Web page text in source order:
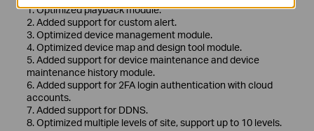
1. Optimized playback module.
2. Added support for custom alert.
3. Optimized device management module.
4. Optimized device map and design tool module.
5. Added support for device maintenance and device
maintenance history module.
6. Added support for 2FA login authentication with cloud
accounts.
7. Added support for DDNS.
8. Optimized multiple levels of site, support up to 10 levels.